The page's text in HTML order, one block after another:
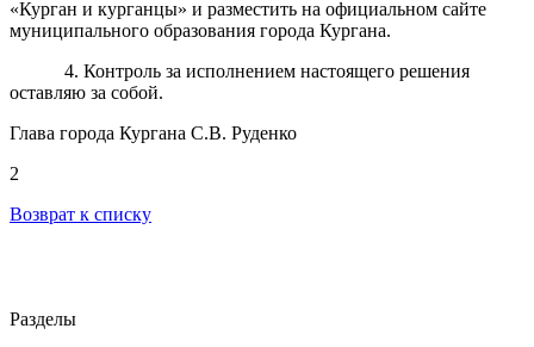
«Курган и курганцы» и разместить на официальном сайте
муниципального образования города Кургана.
4. Контроль за исполнением настоящего решения
оставляю за собой.
Глава города Кургана С.В. Руденко
2
Возврат к списку
Разделы